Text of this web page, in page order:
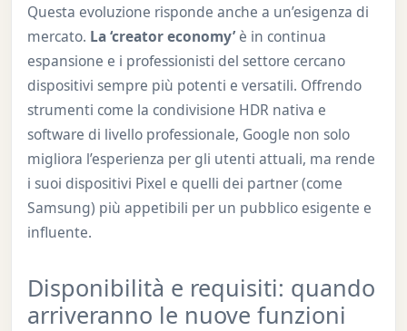
Questa evoluzione risponde anche a un’esigenza di
mercato. La ‘creator economy’ è in continua
espansione e i professionisti del settore cercano
dispositivi sempre più potenti e versatili. Offrendo
strumenti come la condivisione HDR nativa e
software di livello professionale, Google non solo
migliora l’esperienza per gli utenti attuali, ma rende
i suoi dispositivi Pixel e quelli dei partner (come
Samsung) più appetibili per un pubblico esigente e
influente.
Disponibilità e requisiti: quando
arriveranno le nuove funzioni